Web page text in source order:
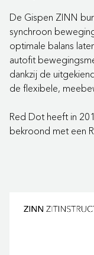
De Gispen ZINN
synchroon
optimale balans
autofit
dankzij de
de flexibele,
Red Dot heeft in
bekroond met een